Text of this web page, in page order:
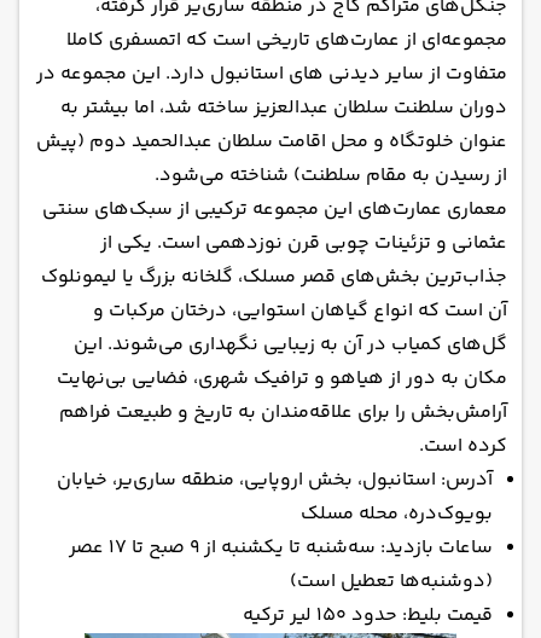
جنگل‌های متراکم کاج در منطقه ساری‌یر قرار گرفته،
مجموعه‌ای از عمارت‌های تاریخی است که اتمسفری کاملا
متفاوت از سایر دیدنی های استانبول دارد. این مجموعه در
دوران سلطنت سلطان عبدالعزیز ساخته شد، اما بیشتر به
عنوان خلوتگاه و محل اقامت سلطان عبدالحمید دوم (پیش
از رسیدن به مقام سلطنت) شناخته می‌شود.
معماری عمارت‌های این مجموعه ترکیبی از سبک‌های سنتی
عثمانی و تزئینات چوبی قرن نوزدهمی است. یکی از
جذاب‌ترین بخش‌های قصر مسلک، گلخانه بزرگ یا لیمونلوک
آن است که انواع گیاهان استوایی، درختان مرکبات و
گل‌های کمیاب در آن به زیبایی نگهداری می‌شوند. این
مکان به دور از هیاهو و ترافیک شهری، فضایی بی‌نهایت
آرامش‌بخش را برای علاقه‌مندان به تاریخ و طبیعت فراهم
کرده است.
آدرس: استانبول، بخش اروپایی، منطقه ساری‌یر، خیابان
بویوک‌دره، محله مسلک
ساعات بازدید: سه‌شنبه تا یکشنبه از ۹ صبح تا ۱۷ عصر
(دوشنبه‌ها تعطیل است)
قیمت بلیط: حدود ۱۵۰ لیر ترکیه